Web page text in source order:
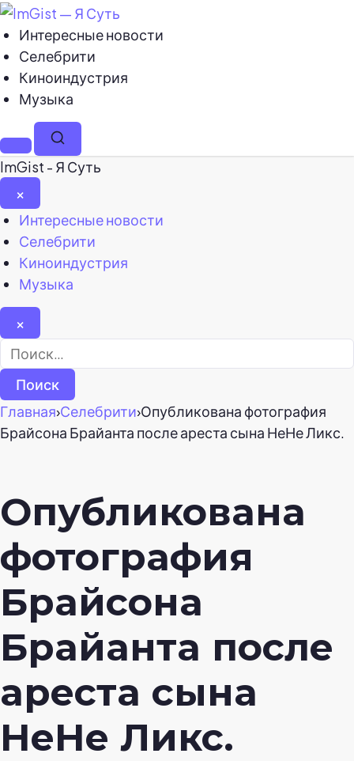
Интересные новости
Селебрити
Киноиндустрия
Музыка
МенюПоиск
ImGist - Я Суть
×
Закрыть
меню
Интересные новости
Селебрити
Киноиндустрия
Музыка
×
Найти:
Главная›Селебрити›Опубликована фотография
Брайсона Брайанта после ареста сына НеНе Ликс.
Опубликована
фотография
Брайсона
Брайанта после
ареста сына
НеНе Ликс.